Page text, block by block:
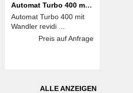
Automat Turbo 400 mit
Wandler revidiert - GM
Automat Turbo 400 mit
Wandler revidi ...
Preis auf Anfrage
ALLE ANZEIGEN